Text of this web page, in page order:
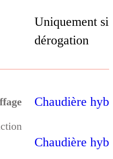
Uniquement si
dérogation
Chaudière
Chaudière